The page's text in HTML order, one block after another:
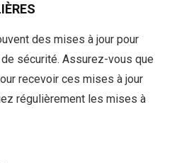
des mises à jour pour
sécurité. Assurez-vous que
recevoir ces mises à jour
régulièrement les mises à